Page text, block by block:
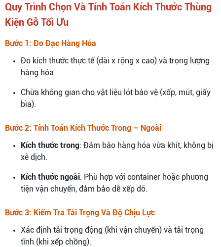
Quy Trình Chọn Và Tính Toán Kích Thước Thùng
Kiện Gỗ Tối Ưu
Bước 1: Đo Đạc Hàng Hóa
Đo kích thước thực tế (dài x rộng x cao) và trọng lượng
hàng hóa.
Chừa không gian cho vật liệu lót bảo vệ (xốp, mút, giấy
bìa).
Bước 2: Tính Toán Kích Thước Trong – Ngoài
Kích thước trong: Đảm bảo hàng hóa vừa khít, không bị
xê dịch.
Kích thước ngoài: Phù hợp với container hoặc phương
tiện vận chuyển, đảm bảo dễ xếp dỡ.
Bước 3: Kiểm Tra Tải Trọng Và Độ Chịu Lực
Xác định tải trọng động (khi vận chuyển) và tải trọng
tĩnh (khi xếp chồng).